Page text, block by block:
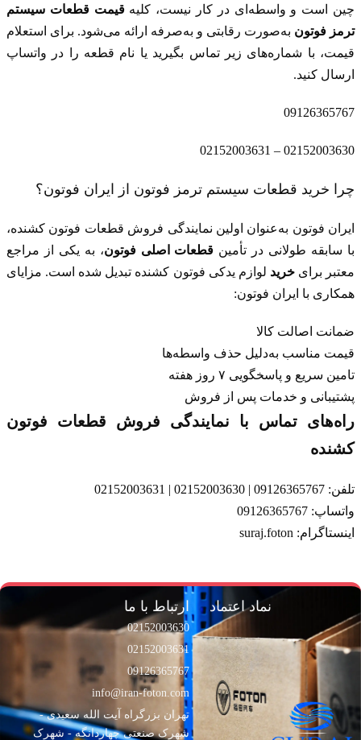
چین است و واسطه‌ای در کار نیست، کلیهقیمت قطعات سیستم
ترمز فوتون به‌صورت رقابتی و به‌صرفه ارائه می‌شود. برای استعلام
قیمت، با شماره‌های زیر تماس بگیرید یا نام قطعه را در واتساپ
ارسال کنید.
09126365767
02152003630 – 02152003631
چرا خرید قطعات سیستم ترمز فوتون از ایران فوتون؟
ایران فوتون به‌عنوان اولین نمایندگی فروش قطعات فوتون کشنده،
با سابقه طولانی در تأمین قطعات اصلی فوتون، به یکی از مراجع
معتبر برایخرید لوازم یدکی فوتون کشنده تبدیل شده است. مزایای
همکاری با ایران فوتون:
ضمانت اصالت کالا
قیمت مناسب به‌دلیل حذف واسطه‌ها
تامین سریع و پاسخگویی ۷ روز هفته
پشتیبانی و خدمات پس از فروش
راه‌های تماس با نمایندگی فروش قطعات فوتون
کشنده
تلفن: 09126365767 | 02152003630 | 02152003631
واتساپ: 09126365767
اینستاگرام: suraj.foton
نماد اعتماد ارتباط با ما
02152003630
02152003631
09126365767
info@iran-foton.com
تهران بزرگراه آیت الله سعیدی -
شهرک صنعتی چهاردانگه - شهرک